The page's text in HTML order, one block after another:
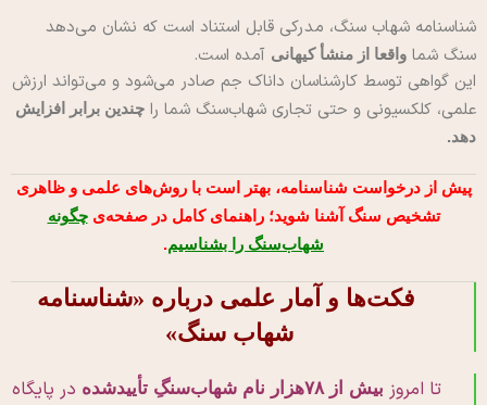
شناسنامه شهاب سنگ، مدرکی قابل استناد است که نشان می‌دهد
سنگ شما واقعا از منشأ کیهانی آمده است.
این گواهی توسط کارشناسان داناک جم صادر می‌شود و می‌تواند ارزش
علمی، کلکسیونی و حتی تجاری شهاب‌سنگ شما را چندین برابر افزایش
دهد.
پیش از درخواست شناسنامه، بهتر است با روش‌های علمی و ظاهری
تشخیص سنگ آشنا شوید؛ راهنمای کامل در صفحه‌یچگونه
شهاب‌سنگ را بشناسیم.
فکت‌ها و آمار علمی درباره «شناسنامه
شهاب سنگ»
تا امروز بیش از ۷۸هزار نام شهاب‌سنگِ تأییدشده
در پایگاه